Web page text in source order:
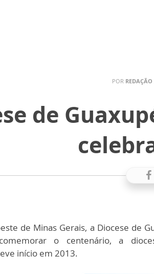
POR
de
de Minas Gerais, a Diocese de
o centenário, a
início em 2013.